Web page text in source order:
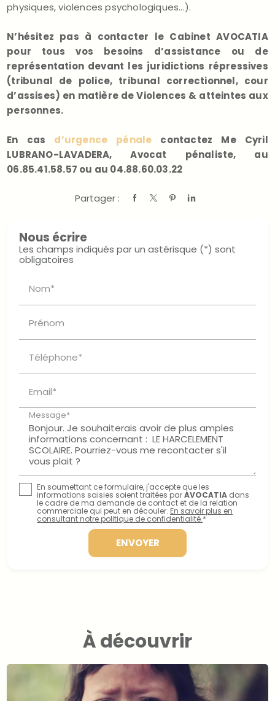
physiques, violences psychologiques...).
N’hésitez pas à contacter le Cabinet AVOCATIA
pour tous vos besoins d’assistance ou de
représentation devant les juridictions répressives
(tribunal de police, tribunal correctionnel, cour
d’assises) en matière de Violences & atteintes aux
personnes.
En cas d’urgence pénale contactez Me Cyril
LUBRANO-LAVADERA, Avocat pénaliste, au
06.85.41.58.57 ou au 04.88.60.03.22
Partager :
Nous écrire
Les champs indiqués par un astérisque (*) sont
obligatoires
Nom*
Prénom
Téléphone*
Email*
Message*
En soumettant ce formulaire, j'accepte que les
informations saisies soient traitées parAVOCATIA dans
le cadre de ma demande de contact et de la relation
commerciale qui peut en découler. En savoir plus en
consultant notre politique de confidentialité.*
À découvrir